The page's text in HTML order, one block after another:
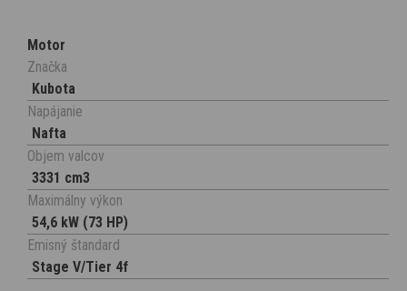
Motor
Značka
Kubota
Napájanie
Nafta
Objem valcov
3331 cm3
Maximálny výkon
54,6 kW (73 HP)
Emisný štandard
Stage V/Tier 4f